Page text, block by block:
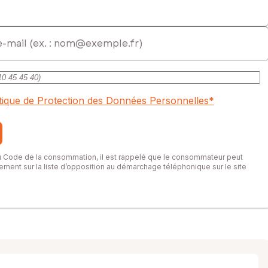
de Protection des Données Personnelles*
Code de la consommation, il est rappelé que le consommateur peut
sur la liste d’opposition au démarchage téléphonique sur le site